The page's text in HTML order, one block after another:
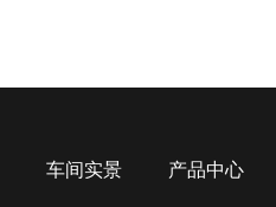
车间实景 产品中心